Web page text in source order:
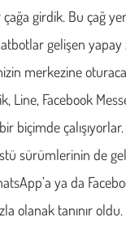
girdik. Bu çağ
gelişen
merkezine
Line, Facebook
biçimde
sürümlerinin de
ya da
olanak tanınır oldu.